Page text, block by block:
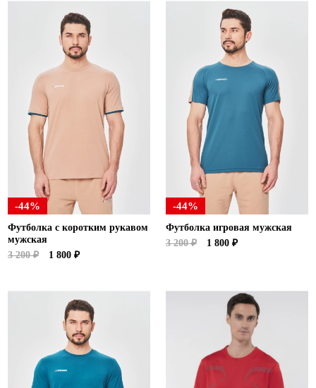
-44%
Футболка с коротким рукавом
мужская
3 200 ₽
1 800 ₽
-44%
Футболка игровая мужская
3 200 ₽
1 800 ₽